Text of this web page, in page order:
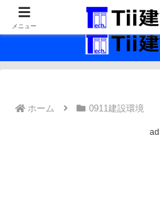
最新の建設技術
ホーム 0911建設環境
ad
メニュー